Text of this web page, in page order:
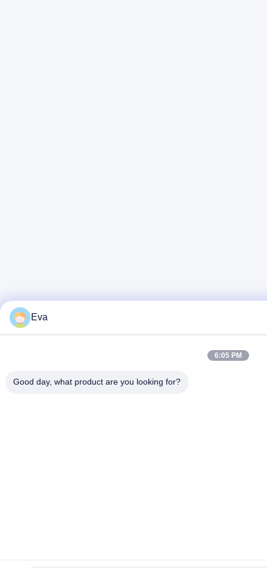
Eva
6:05 PM
Good day, what product are you looking for?